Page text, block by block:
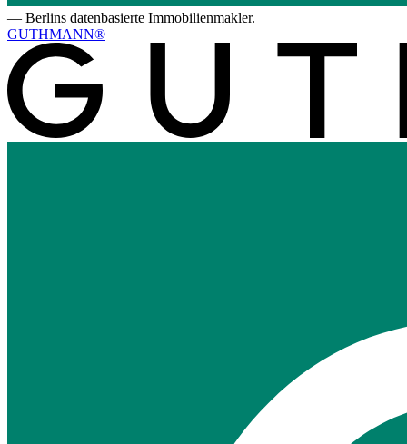
— Berlins datenbasierte Immobilienmakler.
GUTHMANN®